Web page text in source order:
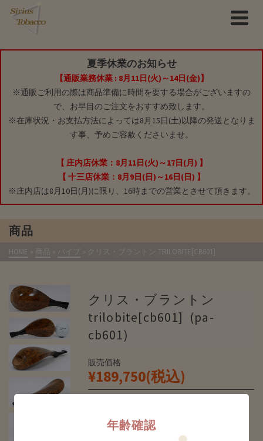
夏季休業のお知らせ
【通販業務休業 : 8月11日(火)～14日(金)】
※通販ご利用の際は商品準備に時間を要する場合がございますの
で、お早目のご注文をおすすめ致します。
※在庫状況・お支払方法によっては8月15日(土)以降の発送となりま
す事、予めご容赦くださいませ。
【 庄内店休業：8月11日(火)～17日(月) 】
【 十三店休業：8月9日(日)～16日(日) 】
※庄内店は8月10日(月)に限り、16時までの営業とさせて頂きます。
商品
HOME » 商品 » パイプ » クリス・ブラントン TRILOBITE[CB601]
クリス・ブラントン
trilobite[cb601] (pa-
cb601)
販売価格
¥189,750(税込)
年齢確認